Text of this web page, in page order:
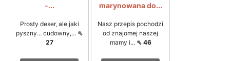
-...
Prosty deser, ale jaki
pyszny... cudowny,... ⇖
27
marynowana do...
Nasz przepis pochodzi
od znajomej naszej
mamy i... ⇖ 46